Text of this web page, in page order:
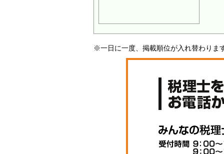
※一日に一度、掲載順位が入れ替わりま